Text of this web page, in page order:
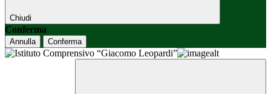
Chiudi
Conferma
Annulla Conferma